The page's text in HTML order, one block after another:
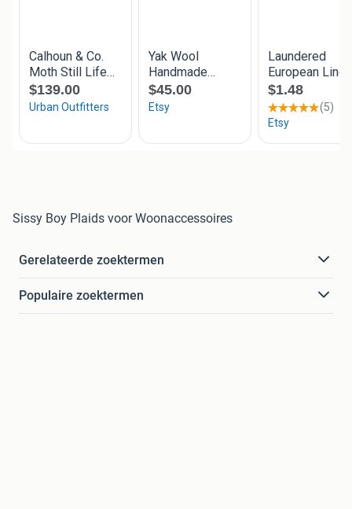
Sissy Boy Plaids voor Woonaccessoires
Gerelateerde zoektermen
Populaire zoektermen